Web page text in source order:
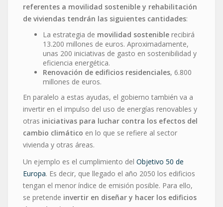
referentes a movilidad sostenible y rehabilitación
de viviendas tendrán las siguientes cantidades:
La estrategia de movilidad sostenible recibirá
13.200 millones de euros. Aproximadamente,
unas 200 iniciativas de gasto en sostenibilidad y
eficiencia energética.
Renovación de edificios residenciales, 6.800
millones de euros.
En paralelo a estas ayudas, el gobierno también va a
invertir en el impulso del uso de energías renovables y
otras iniciativas para luchar contra los efectos del
cambio climático en lo que se refiere al sector
vivienda y otras áreas.
Un ejemplo es el cumplimiento del Objetivo 50 de
Europa. Es decir, que llegado el año 2050 los edificios
tengan el menor índice de emisión posible. Para ello,
se pretende invertir en diseñar y hacer los edificios